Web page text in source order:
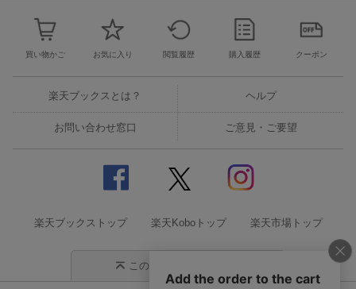
買い物かご お気に入り 閲覧履歴 購入履歴 クーポン
楽天ブックスとは？ ヘルプ
お問い合わせ窓口 ご意見・ご要望
楽天ブックストップ 楽天Koboトップ 楽天市場トップ
このページの先頭に戻る